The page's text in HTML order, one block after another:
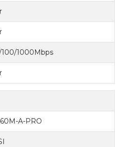
100/1000Mbps
A-PRO